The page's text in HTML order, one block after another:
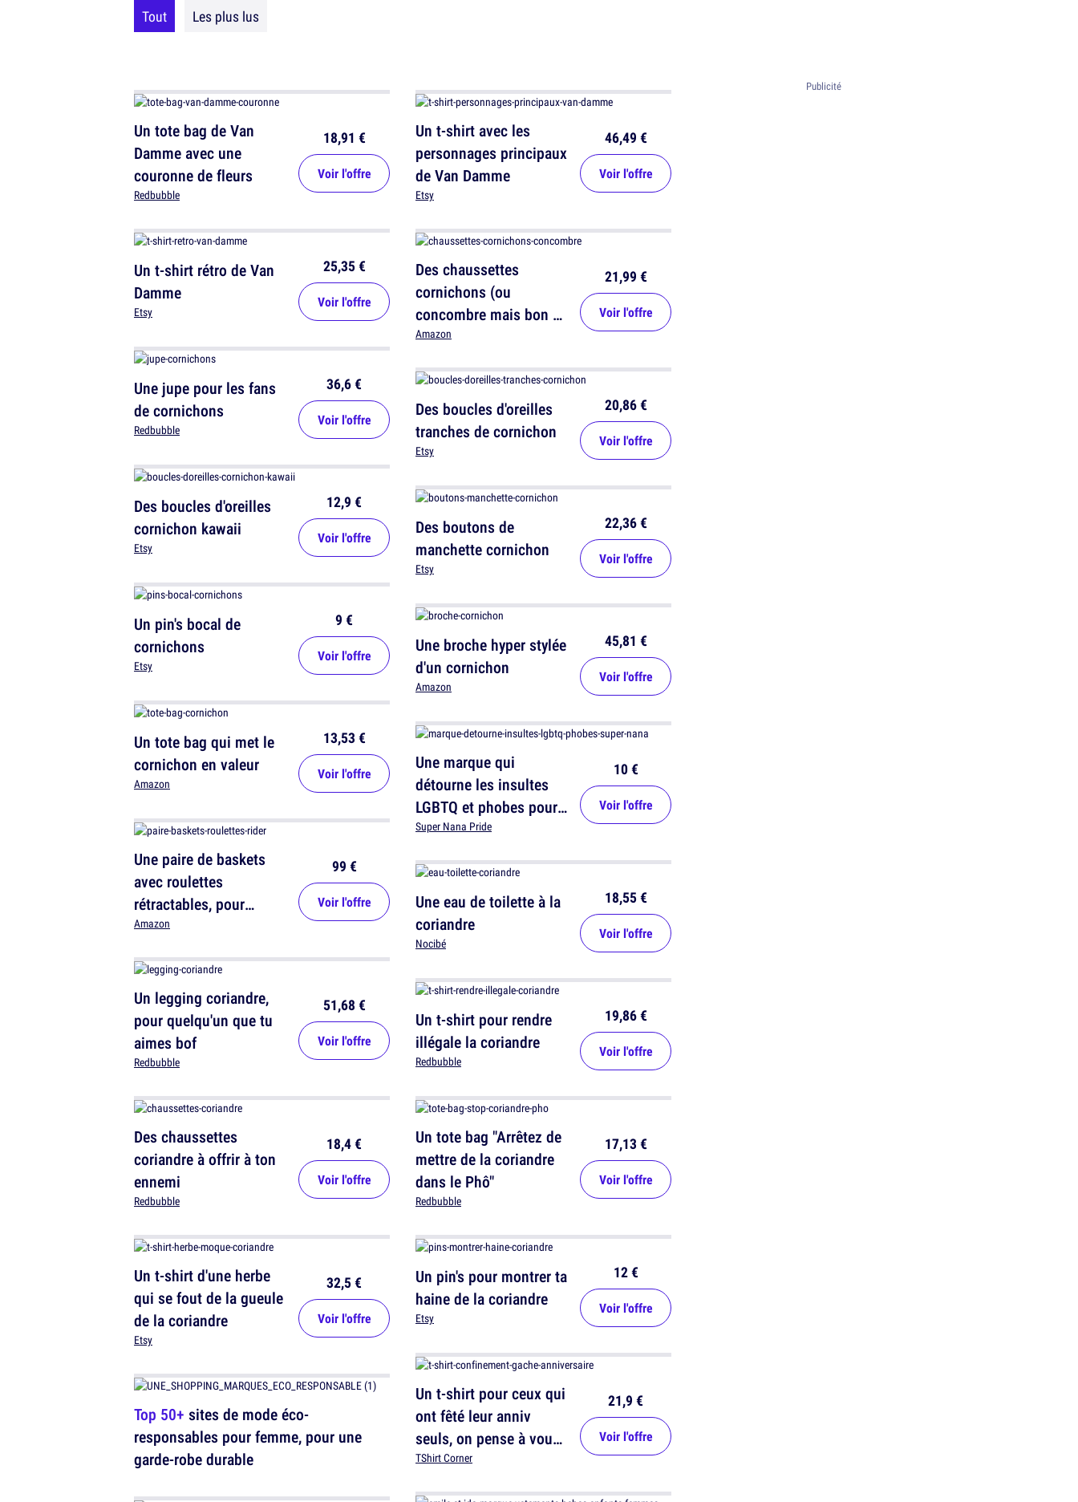
Tout Les plus lus
Un tote bag de Van
Damme avec une
couronne de fleurs
Redbubble
18,91 €
Voir l'offre
Un t-shirt rétro de Van
Damme
Etsy
25,35 €
Voir l'offre
Une jupe pour les fans
de cornichons
Redbubble
36,6 €
Voir l'offre
Des boucles d'oreilles
cornichon kawaii
Etsy
12,9 €
Voir l'offre
Un pin's bocal de
cornichons
Etsy
9 €
Voir l'offre
Un tote bag qui met le
cornichon en valeur
Amazon
13,53 €
Voir l'offre
Une paire de baskets
avec roulettes
rétractables, pour
s'enfuir en ridant à tout
Amazon
99 €
Voir l'offre
Un legging coriandre,
pour quelqu'un que tu
aimes bof
Redbubble
51,68 €
Voir l'offre
Des chaussettes
coriandre à offrir à ton
ennemi
Redbubble
18,4 €
Voir l'offre
Un t-shirt d'une herbe
qui se fout de la gueule
de la coriandre
Etsy
32,5 €
Voir l'offre
Top 50+ sites de mode éco-
responsables pour femme, pour une
garde-robe durable
Un t-shirt avec les
personnages principaux
de Van Damme
Etsy
46,49 €
Voir l'offre
Des chaussettes
cornichons (ou
concombre mais bon ça
ressemble)
Amazon
21,99 €
Voir l'offre
Des boucles d'oreilles
tranches de cornichon
Etsy
20,86 €
Voir l'offre
Des boutons de
manchette cornichon
Etsy
22,36 €
Voir l'offre
Une broche hyper stylée
d'un cornichon
Amazon
45,81 €
Voir l'offre
Une marque qui
détourne les insultes
LGBTQ et phobes pour
répondre aux attaques :
Super Nana Pride
10 €
Voir l'offre
Une eau de toilette à la
coriandre
Nocibé
18,55 €
Voir l'offre
Un t-shirt pour rendre
illégale la coriandre
Redbubble
19,86 €
Voir l'offre
Un tote bag "Arrêtez de
mettre de la coriandre
dans le Phô"
Redbubble
17,13 €
Voir l'offre
Un pin's pour montrer ta
haine de la coriandre
Etsy
12 €
Voir l'offre
Un t-shirt pour ceux qui
ont fêté leur anniv
seuls, on pense à vous
!
TShirt Corner
21,9 €
Voir l'offre